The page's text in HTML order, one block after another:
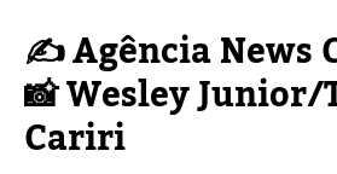
✍ Agência News
📸 Wesley Junior/
Cariri